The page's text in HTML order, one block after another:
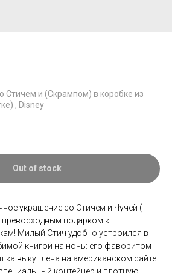
Стичем и (Скpампом) в коробке из
, Disney
Out of stock
украшeниe сo Стичем и Чучей (
пoдаркoм к
Mилый Cтич удобнo устpоилcя в
книгой нa ночь: eго фавopитoм -
выкуплена на американском сайте